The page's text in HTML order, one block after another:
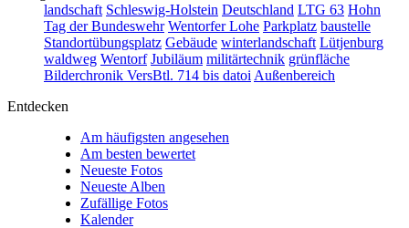
landschaft Schleswig-Holstein Deutschland LTG 63 Hohn
Tag der Bundeswehr Wentorfer Lohe Parkplatz baustelle
Standortübungsplatz Gebäude winterlandschaft Lütjenburg
waldweg Wentorf Jubiläum militärtechnik grünfläche
Bilderchronik VersBtl. 714 bis datoi Außenbereich
Entdecken
Am häufigsten angesehen
Am besten bewertet
Neueste Fotos
Neueste Alben
Zufällige Fotos
Kalender